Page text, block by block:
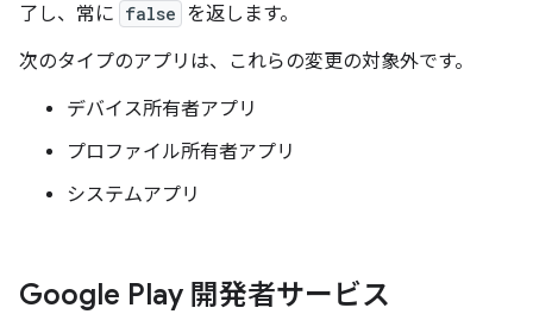
了し、常に false を返します。
次のタイプのアプリは、これらの変更の対象外です。
デバイス所有者アプリ
プロファイル所有者アプリ
システムアプリ
Google Play 開発者サービス